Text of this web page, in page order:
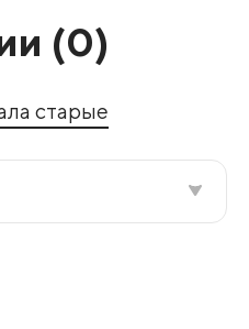
(0)
старые